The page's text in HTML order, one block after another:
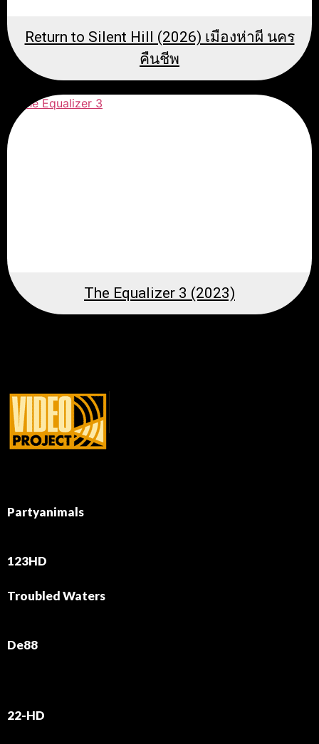
Return to Silent Hill (2026) เมืองห่าผี นคร
คืนชีพ
The Equalizer 3 (2023)
Partyanimals
123HD
Troubled Waters
De88
22-HD